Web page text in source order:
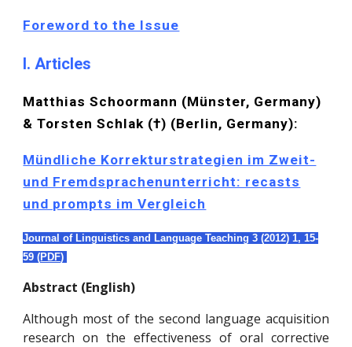
Foreword to the Issue
I. Articles
Matthias Schoormann (Münster, Germany)
& Torsten Schlak (†) (Berlin, Germany):
Mündliche Korrekturstrategien im Zweit-
und Fremdsprachenunterricht: recasts
und prompts im Vergleich
Journal of Linguistics and Language Teaching 3 (2012) 1,15-
59 (PDF)
Abstract (English)
Although most of the second language acquisition
research on the effectiveness of oral corrective